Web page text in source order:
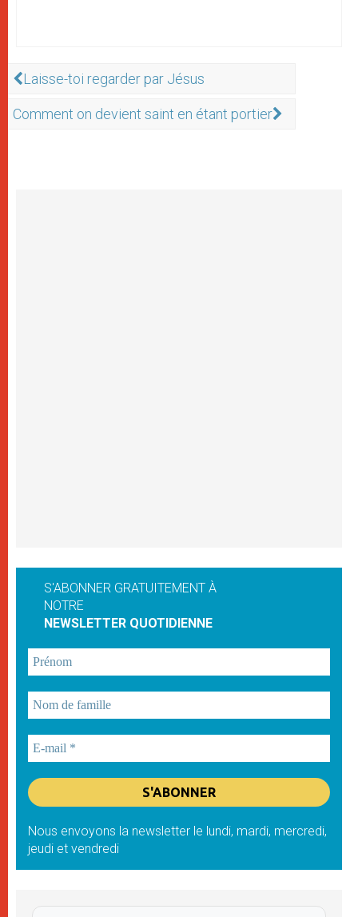
Laisse-toi regarder par Jésus
Comment on devient saint en étant portier
S'ABONNER GRATUITEMENT À
NOTRE
NEWSLETTER QUOTIDIENNE
Nous envoyons la newsletter le lundi, mardi, mercredi,
jeudi et vendredi